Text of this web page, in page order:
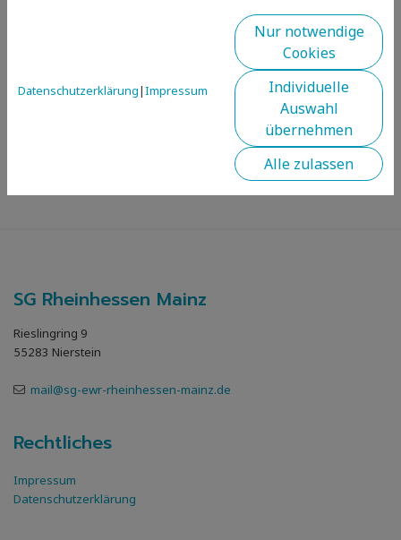
Samstag - Sara
2. Platz, 5.000m,
Juniorenwertung
Beschriftung ist
cool
SG Rheinhessen Mainz
Rieslingring 9
55283 Nierstein
mail@sg-ewr-rheinhessen-mainz.de
Rechtliches
Impressum
Datenschutzerklärung
Datenschutzerklärung|Impressum
Nur notwendige
Cookies
Individuelle
Auswahl
übernehmen
Alle zulassen